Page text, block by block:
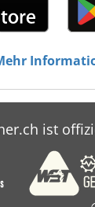
ist